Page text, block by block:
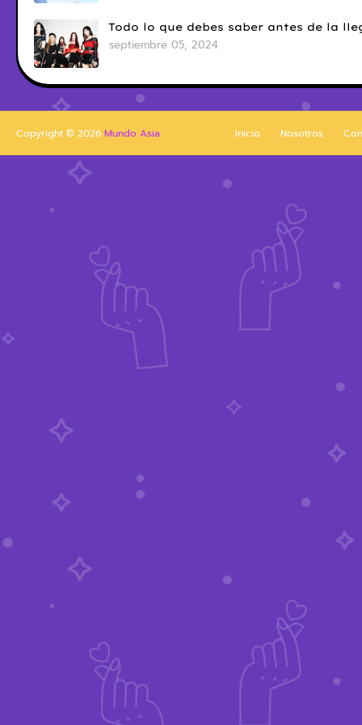
Todo lo que debes saber antes de la
septiembre 05, 2024
Inicio Nosotros
Copyright © 2026 Mundo Asia